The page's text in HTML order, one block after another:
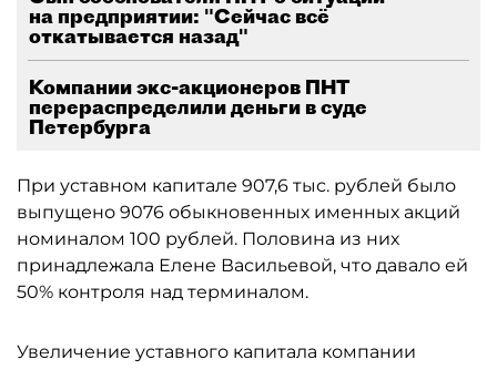
на предприятии: "Сейчас всё
откатывается назад"
Компании экс-акционеров ПНТ
перераспределили деньги в суде
Петербурга
При уставном капитале 907,6 тыс. рублей было
выпущено 9076 обыкновенных именных акций
номиналом 100 рублей. Половина из них
принадлежала Елене Васильевой, что давало ей
50% контроля над терминалом.
Увеличение уставного капитала компании